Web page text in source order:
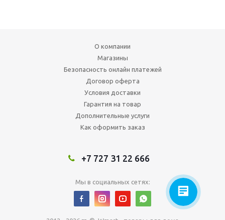
О компании
Магазины
Безопасность онлайн платежей
Договор оферта
Условия доставки
Гарантия на товар
Дополнительные услуги
Как оформить заказ
+7 727 31 22 666
Мы в социальных сетях: